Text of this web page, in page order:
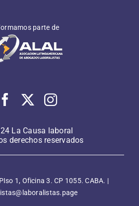
Formamos parte de
La Causa laboral
1, Oficina 3. CP 1055. CABA. |